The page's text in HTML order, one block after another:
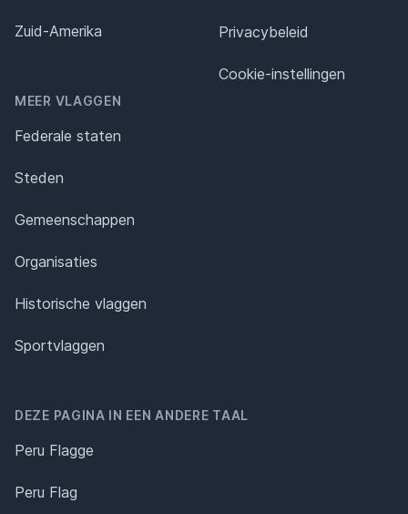
Zuid-Amerika
MEER VLAGGEN
Federale staten
Steden
Gemeenschappen
Organisaties
Historische vlaggen
Sportvlaggen
Privacybeleid
Cookie-instellingen
DEZE PAGINA IN EEN ANDERE TAAL
Peru Flagge
Peru Flag